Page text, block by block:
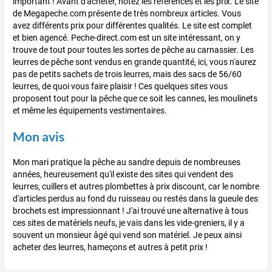
de Megapeche.com présente de très nombreux articles. Vous
avez différents prix pour différentes qualités. Le site est complet
et bien agencé. Peche-direct.com est un site intéressant, on y
trouve de tout pour toutes les sortes de pêche au carnassier. Les
leurres de pêche sont vendus en grande quantité, ici, vous n'aurez
pas de petits sachets de trois leurres, mais des sacs de 56/60
leurres, de quoi vous faire plaisir ! Ces quelques sites vous
proposent tout pour la pêche que ce soit les cannes, les moulinets
et même les équipements vestimentaires.
Mon avis
Mon mari pratique la pêche au sandre depuis de nombreuses
années, heureusement qu'il existe des sites qui vendent des
leurres, cuillers et autres plombettes à prix discount, car le nombre
d'articles perdus au fond du ruisseau ou restés dans la gueule des
brochets est impressionnant ! J'ai trouvé une alternative à tous
ces sites de matériels neufs, je vais dans les vide-greniers, il y a
souvent un monsieur âgé qui vend son matériel. Je peux ainsi
acheter des leurres, hameçons et autres à petit prix !